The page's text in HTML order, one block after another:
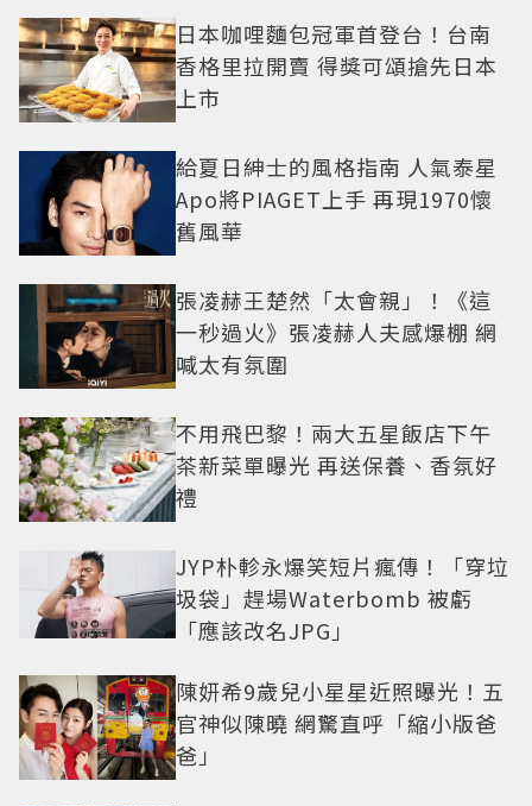
日本咖哩麵包冠軍首登台！台南
香格里拉開賣 得獎可頌搶先日本
上市
給夏日紳士的風格指南 人氣泰星
Apo將PIAGET上手 再現1970懷
舊風華
張凌赫王楚然「太會親」！《這
一秒過火》張凌赫人夫感爆棚 網
喊太有氛圍
不用飛巴黎！兩大五星飯店下午
茶新菜單曝光 再送保養、香氛好
禮
JYP朴軫永爆笑短片瘋傳！「穿垃
圾袋」趕場Waterbomb 被虧
「應該改名JPG」
陳妍希9歲兒小星星近照曝光！五
官神似陳曉 網驚直呼「縮小版爸
爸」